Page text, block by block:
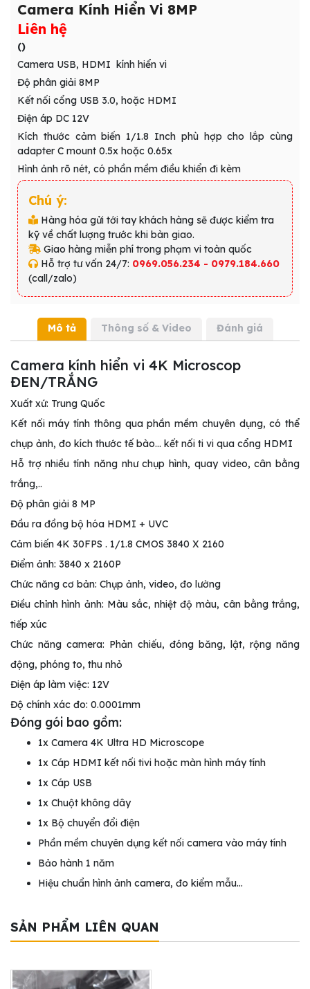
Camera Kính Hiển Vi 8MP
Liên hệ
()
Camera USB, HDMI kính hiển vi
Độ phân giải 8MP
Kết nối cổng USB 3.0, hoặc HDMI
Điện áp DC 12V
Kích thước cảm biến 1/1.8 Inch phù hợp cho lắp cùng
adapter C mount 0.5x hoặc 0.65x
Hình ảnh rõ nét, có phần mềm điều khiển đi kèm
Chú ý:
Hàng hóa gửi tới tay khách hàng sẽ được kiểm tra
kỹ về chất lượng trước khi bàn giao.
Giao hàng miễn phí trong phạm vi toàn quốc
Hỗ trợ tư vấn 24/7: 0969.056.234 - 0979.184.660
(call/zalo)
Mô tả Thông số & Video Đánh giá
Camera kính hiển vi 4K Microscop
ĐEN/TRẮNG
Xuất xứ: Trung Quốc
Kết nối máy tính thông qua phần mềm chuyên dụng, có thể
chụp ảnh, đo kích thước tế bào… kết nối ti vi qua cổng HDMI
Hỗ trợ nhiều tính năng như chụp hình, quay video, cân bằng
trắng,..
Độ phân giải 8 MP
Đầu ra đồng bộ hóa HDMI + UVC
Cảm biến 4K 30FPS . 1/1.8 CMOS 3840 X 2160
Điểm ảnh: 3840 x 2160P
Chức năng cơ bản: Chụp ảnh, video, đo lường
Điều chỉnh hình ảnh: Màu sắc, nhiệt độ màu, cân bằng trắng,
tiếp xúc
Chức năng camera: Phản chiếu, đóng băng, lật, rộng năng
động, phóng to, thu nhỏ
Điện áp làm việc: 12V
Độ chính xác đo: 0.0001mm
Đóng gói bao gồm:
1x Camera 4K Ultra HD Microscope
1x Cáp HDMI kết nối tivi hoặc màn hình máy tính
1x Cáp USB
1x Chuột không dây
1x Bộ chuyển đổi điện
Phần mềm chuyên dụng kết nối camera vào máy tính
Bảo hành 1 năm
Hiệu chuẩn hình ảnh camera, đo kiểm mẫu…
SẢN PHẨM LIÊN QUAN